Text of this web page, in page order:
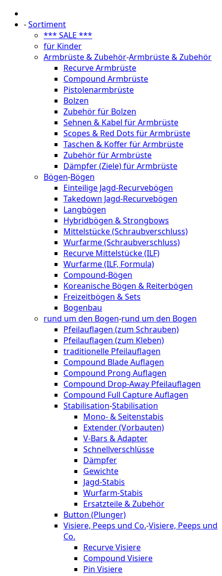
-Sortiment
*** SALE ***
für Kinder
Armbrüste & Zubehör-Armbrüste & Zubehör
Recurve Armbrüste
Compound Armbrüste
Pistolenarmbrüste
Bolzen
Zubehör für Bolzen
Sehnen & Kabel für Armbrüste
Scopes & Red Dots für Armbrüste
Taschen & Koffer für Armbrüste
Zubehör für Armbrüste
Dämpfer (Ziele) für Armbrüste
Bögen-Bögen
Einteilige Jagd-Recurvebögen
Takedown Jagd-Recurvebögen
Langbögen
Hybridbögen & Strongbows
Mittelstücke (Schraubverschluss)
Wurfarme (Schraubverschluss)
Recurve Mittelstücke (ILF)
Wurfarme (ILF, Formula)
Compound-Bögen
Koreanische Bögen & Reiterbögen
Freizeitbögen & Sets
Bogenbau
rund um den Bogen-rund um den Bogen
Pfeilauflagen (zum Schrauben)
Pfeilauflagen (zum Kleben)
traditionelle Pfeilauflagen
Compound Blade Auflagen
Compound Prong Auflagen
Compound Drop-Away Pfeilauflagen
Compound Full Capture Auflagen
Stabilisation-Stabilisation
Mono- & Seitenstabis
Extender (Vorbauten)
V-Bars & Adapter
Schnellverschlüsse
Dämpfer
Gewichte
Jagd-Stabis
Wurfarm-Stabis
Ersatzteile & Zubehör
Button (Plunger)
Visiere, Peeps und Co.-Visiere, Peeps und
Co.
Recurve Visiere
Compound Visiere
Pin Visiere